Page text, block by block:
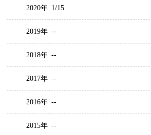
2020年 1/15
2019年 --
2018年 --
2017年 --
2016年 --
2015年 --